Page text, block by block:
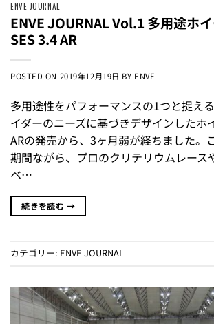
ENVE JOURNAL
ENVE JOURNAL Vol.1 多用途ホ
SES 3.4 AR
POSTED ON 2019年12月19日 BY ENVE
多用途性をパフォーマンスの1つと捉え
イダーのニーズに基づきデザインしたホ
ARの発売から、3ヶ月弱が経ちました。
期間ながら、プロのクリテリウムレース
ベ…
続きを読む →
カテゴリー: ENVE JOURNAL